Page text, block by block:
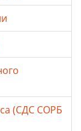
(СДС СОРБ